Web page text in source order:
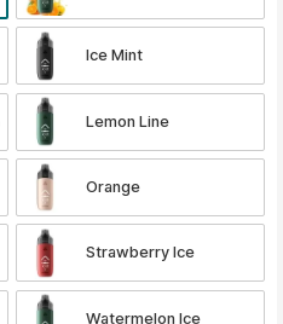
Ice Mint
Lemon Line
Orange
Strawberry Ice
Watermelon Ice